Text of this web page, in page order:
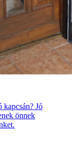
kapcsán? Jó
önnek